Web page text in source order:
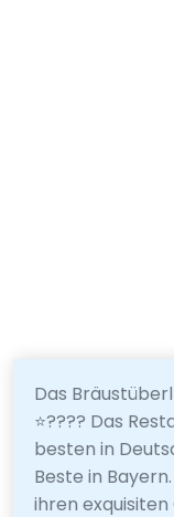
Das
⭐️???? Das
besten in
Beste in
ihren